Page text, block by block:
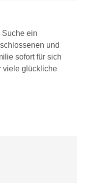
Suche ein
und
sofort für sich
viele glückliche